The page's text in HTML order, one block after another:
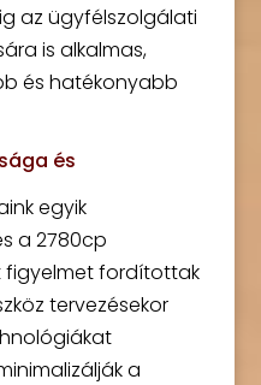
az ügyfélszolgálati
is alkalmas,
és hatékonyabb
és
egyik
a 2780cp
figyelmet fordítottak
tervezésekor
a